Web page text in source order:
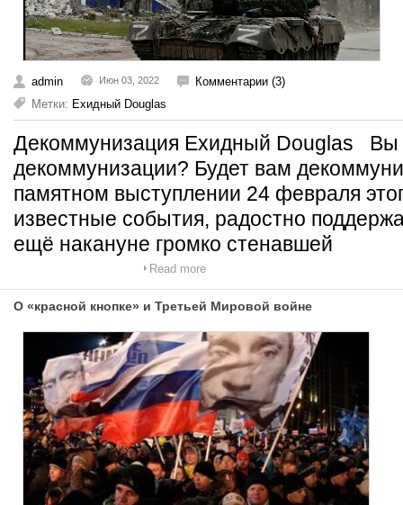
admin Июн 03, 2022
Комментарии (3)
Метки: Ехидный Douglas
Декоммунизация Ехидный Douglas Вы
декоммунизации? Будет вам
памятном выступлении 24 февраля
известные события, радостно
ещё накануне громко стенавшей
Read more
О «красной кнопке» и Третьей Мировой войне